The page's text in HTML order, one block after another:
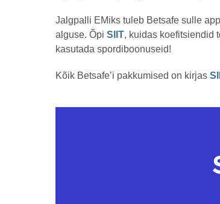
Jalgpalli EMiks tuleb Betsafe sulle
alguse. Õpi SIIT, kuidas koefitsiendid
kasutada spordiboonuseid!
Kõik Betsafe’i pakkumised on kirjas